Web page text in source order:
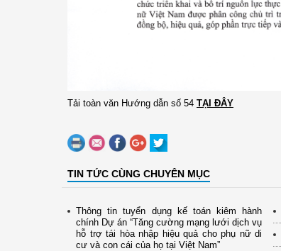
Tải toàn văn Hướng dẫn số 54 TẠI ĐÂY
TIN TỨC CÙNG CHUYÊN MỤC
Thông tin tuyển dụng kế toán kiêm hành
chính Dự án “Tăng cường mạng lưới dịch vụ
hỗ trợ tái hòa nhập hiệu quả cho phụ nữ di
cư và con cái của họ tại Việt Nam”